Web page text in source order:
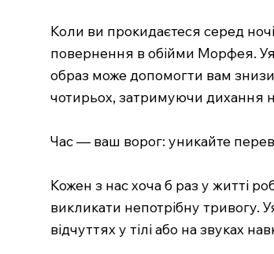
Коли ви прокидаєтеся серед
повернення в обійми Морфея.
образ може допомогти вам
чотирьох, затримуючи дихання
Час — ваш ворог: уникайте
Кожен з нас хоча б раз у житті
викликати непотрібну тривогу.
відчуттях у тілі або на звуках